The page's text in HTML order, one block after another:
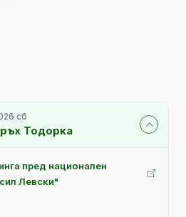
Ден 1 · 22 август 2026 сб
Тодорка
пред национален
Левски"